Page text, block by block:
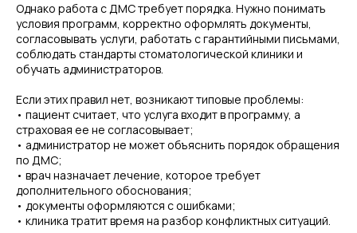
Однако работа с ДМС требует порядка. Нужно понимать
условия программ, корректно оформлять документы,
согласовывать услуги, работать с гарантийными письмами,
соблюдать стандарты стоматологической клиники и
обучать администраторов.
Если этих правил нет, возникают типовые проблемы:
• пациент считает, что услуга входит в программу, а
страховая ее не согласовывает;
• администратор не может объяснить порядок обращения
по ДМС;
• врач назначает лечение, которое требует
дополнительного обоснования;
• документы оформляются с ошибками;
• клиника тратит время на разбор конфликтных ситуаций.